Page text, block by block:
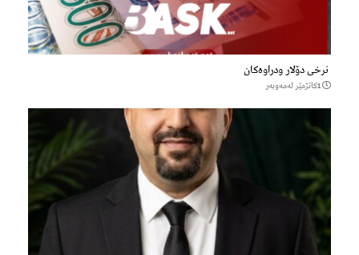
نرخی دۆلار ودراوەکان
1كاتژمێر لەمەوبەر